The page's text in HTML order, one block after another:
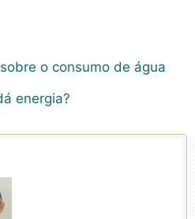
o consumo de água
energia?